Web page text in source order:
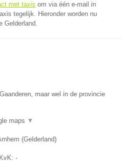
met taxis om via één e-mail in
tegelijk. Hieronder worden nu
Gelderland.
maar wel in de provincie
maps ▼
(Gelderland)
-